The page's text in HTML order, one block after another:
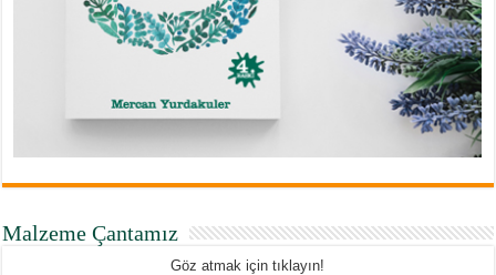
Malzeme Çantamız
Göz atmak için tıklayın!